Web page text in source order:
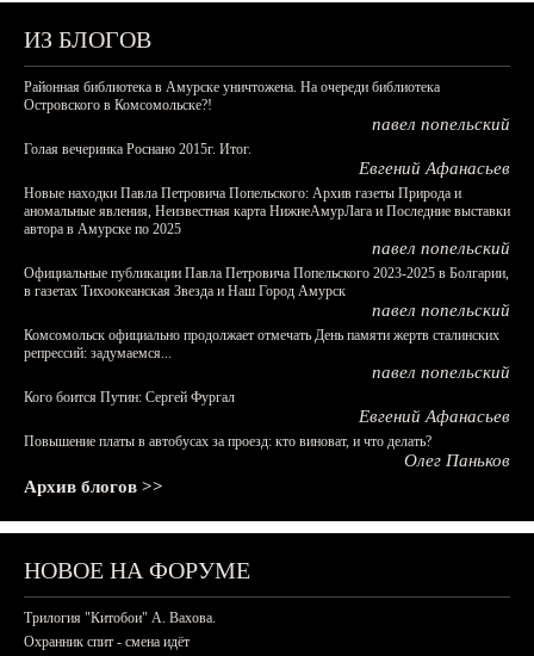
ИЗ БЛОГОВ
Районная библиотека в Амурске уничтожена. На очереди библиотека
Островского в Комсомольске?!
павел попельский
Голая вечеринка Роснано 2015г. Итог.
Евгений Афанасьев
Новые находки Павла Петровича Попельского: Архив газеты Природа и
аномальные явления, Неизвестная карта НижнеАмурЛага и Последние выставки
автора в Амурске по 2025
павел попельский
Официальные публикации Павла Петровича Попельского 2023-2025 в Болгарии,
в газетах Тихоокеанская Звезда и Наш Город Амурск
павел попельский
Комсомольск официально продолжает отмечать День памяти жертв сталинских
репрессий: задумаемся...
павел попельский
Кого боится Путин: Сергей Фургал
Евгений Афанасьев
Повышение платы в автобусах за проезд: кто виноват, и что делать?
Олег Паньков
Архив блогов >>
НОВОЕ НА ФОРУМЕ
Трилогия "Китобои" А. Вахова.
Охранник спит - смена идёт